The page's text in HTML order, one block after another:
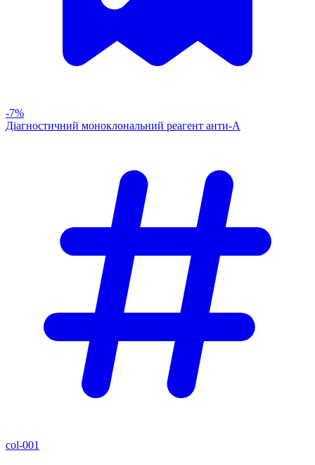
-7%
Діагностичний моноклональний реагент анти-А
col-001